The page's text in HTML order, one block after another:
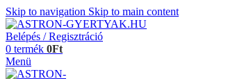
Skip to navigation Skip to main content
Belépés / Regisztráció
0 termék 0Ft
Menü